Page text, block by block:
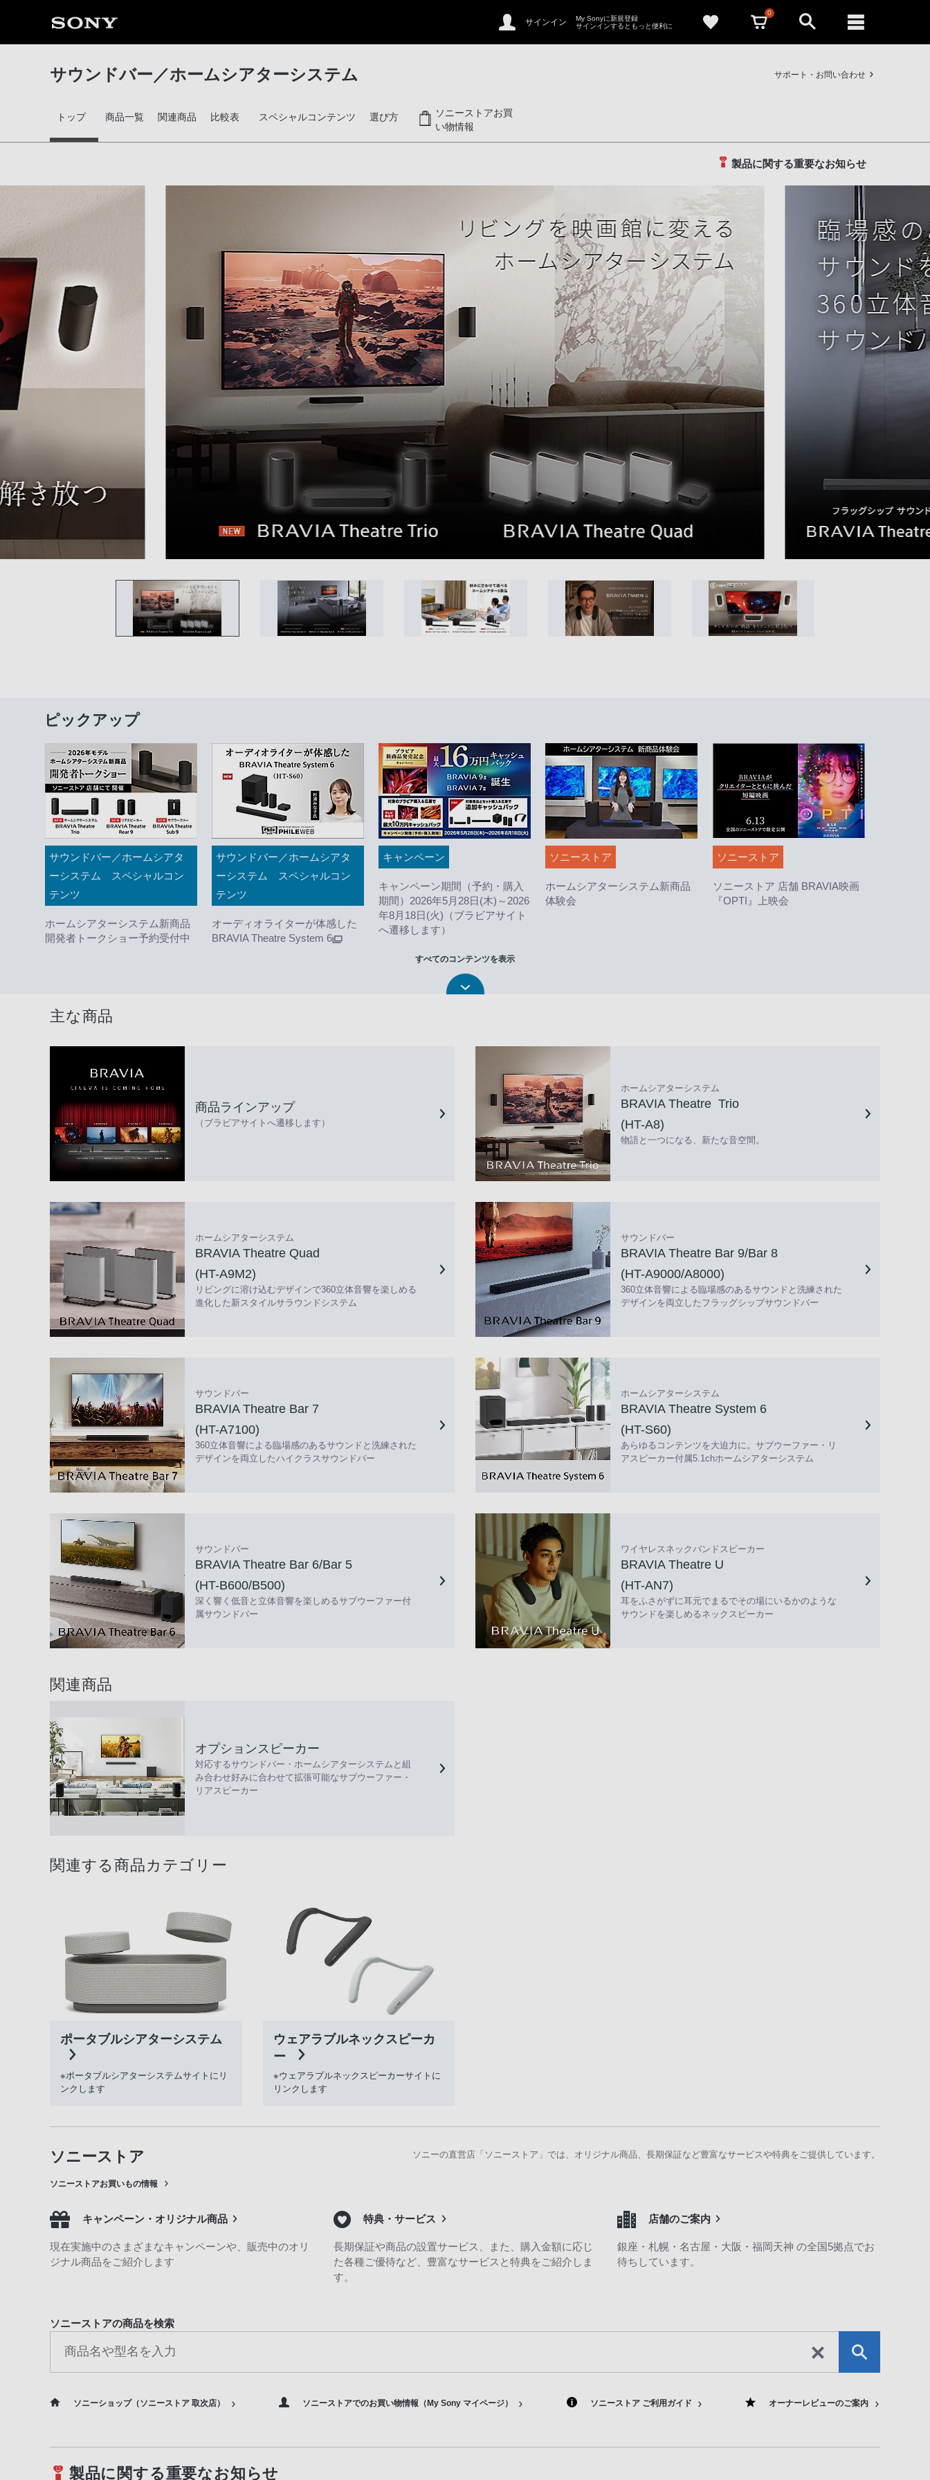
サインイン
My Sonyに新規登録
サインインするともっと便利に
0
サウンドバー／ホームシアターシステム サポート・お問い合わせ
トップ 商品一覧 関連商品 比較表 スペシャルコンテンツ 選び方
ソニーストアお買
い物情報
製品に関する重要なお知らせ
ピックアップ
サウンドバー／ホームシアタ
ーシステム スペシャルコン
テンツ
ホームシアターシステム新商品
開発者トークショー予約受付中
サウンドバー／ホームシアタ
ーシステム スペシャルコン
テンツ
オーディオライターが体感した
BRAVIA Theatre System 6
キャンペーン
キャンペーン期間（予約・購入
期間）2026年5月28日(木)～2026
年8月18日(火)（ブラビアサイト
へ遷移します）
ソニーストア
ホームシアターシステム新商品
体験会
ソニーストア
ソニーストア 店舗 BRAVIA映画
『OPTI』上映会
すべてのコンテンツを表示
主な商品
商品ラインアップ
（ブラビアサイトへ遷移します）
ホームシアターシステム
BRAVIA Theatre Trio
(HT-A8)
物語と一つになる、新たな音空間。
ホームシアターシステム
BRAVIA Theatre Quad
(HT-A9M2)
リビングに溶け込むデザインで360立体音響を楽しめる
進化した新スタイルサラウンドシステム
サウンドバー
BRAVIA Theatre Bar 9/Bar 8
(HT-A9000/A8000)
360立体音響による臨場感のあるサウンドと洗練された
デザインを両立したフラッグシップサウンドバー
サウンドバー
BRAVIA Theatre Bar 7
(HT-A7100)
360立体音響による臨場感のあるサウンドと洗練された
デザインを両立したハイクラスサウンドバー
ホームシアターシステム
BRAVIA Theatre System 6
(HT-S60)
あらゆるコンテンツを大迫力に。サブウーファー・リ
アスピーカー付属5.1chホームシアターシステム
サウンドバー
BRAVIA Theatre Bar 6/Bar 5
(HT-B600/B500)
深く響く低音と立体音響を楽しめるサブウーファー付
属サウンドバー
ワイヤレスネックバンドスピーカー
BRAVIA Theatre U
(HT-AN7)
耳をふさがずに耳元でまるでその場にいるかのような
サウンドを楽しめるネックスピーカー
関連商品
オプションスピーカー
対応するサウンドバー・ホームシアターシステムと組
み合わせ好みに合わせて拡張可能なサブウーファー・
リアスピーカー
関連する商品カテゴリー
ポータブルシアターシステム
※ポータブルシアターシステムサイトにリ
ンクします
ウェアラブルネックスピーカ
ー
※ウェアラブルネックスピーカーサイトに
リンクします
ソニーストア ソニーの直営店「ソニーストア」では、オリジナル商品、長期保証など豊富なサービスや特典をご提供しています。
ソニーストアお買いもの情報
キャンペーン・オリジナル商品
現在実施中のさまざまなキャンペーンや、販売中のオリ
ジナル商品をご紹介します
特典・サービス
長期保証や商品の設置サービス、また、購入金額に応じ
た各種ご優待など、豊富なサービスと特典をご紹介しま
す。
店舗のご案内
銀座・札幌・名古屋・大阪・福岡天神 の全国5拠点でお
待ちしています。
ソニーストアの商品を検索
ソニーショップ（ソニーストア 取次店） ソニーストアでのお買い物情報（My Sony マイページ） ソニーストア ご利用ガイド オーナーレビューのご案内
製品に関する重要なお知らせ